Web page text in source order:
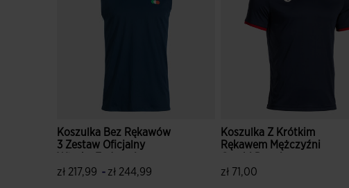
Koszulka Bez Rękawów
3 Zestaw Oficjalny
Tenisa I Padla 26/27
zł 217,99 - zł 244,99
Koszulka Z Krótkim
Rękawem Mężczyźni
Granatowy Czerwony
zł 71,00